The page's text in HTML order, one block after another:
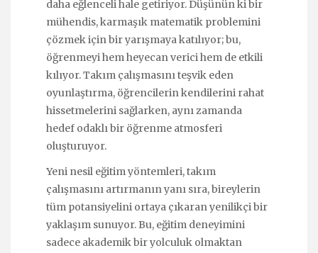
daha eğlenceli hale getiriyor. Düşünün ki bir
mühendis, karmaşık matematik problemini
çözmek için bir yarışmaya katılıyor; bu,
öğrenmeyi hem heyecan verici hem de etkili
kılıyor. Takım çalışmasını teşvik eden
oyunlaştırma, öğrencilerin kendilerini rahat
hissetmelerini sağlarken, aynı zamanda
hedef odaklı bir öğrenme atmosferi
oluşturuyor.
Yeni nesil eğitim yöntemleri, takım
çalışmasını artırmanın yanı sıra, bireylerin
tüm potansiyelini ortaya çıkaran yenilikçi bir
yaklaşım sunuyor. Bu, eğitim deneyimini
sadece akademik bir yolculuk olmaktan